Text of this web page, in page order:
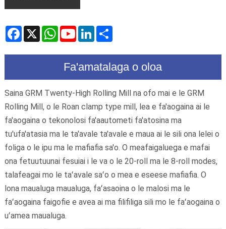
Facebook
X WhatsApp LinkedInShare
Fa'amatalaga o oloa
Saina GRM Twenty-High Rolling Mill na ofo mai e le GRM
Rolling Mill, o le Roan clamp type mill, lea e fa'aogaina ai le
fa'aogaina o tekonolosi fa'aautometi fa'atosina ma
tu'ufa'atasia ma le ta'avale ta'avale e maua ai le sili ona lelei o
foliga o le ipu ma le mafiafia sa'o. O meafaigaluega e mafai
ona fetuutuunai fesuiai i le va o le 20-roll ma le 8-roll modes,
talafeagai mo le taʻavale saʻo o mea e eseese mafiafia. O
lona maualuga maualuga, faʻasaoina o le malosi ma le
faʻaogaina faigofie e avea ai ma filifiliga sili mo le faʻaogaina o
uʻamea maualuga.